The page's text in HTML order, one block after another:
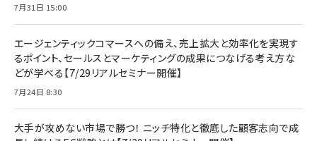
7月31日 15:00
エージェンティックコマースへの備え、売上拡大と効率化を実現す
るポイント、セールスとマーケティングの成果につなげる考え方な
どが学べる【7/29リアルセミナー開催】
7月24日 8:30
大手が攻めない市場で勝つ！ ニッチ特化と徹底した顧客志向で成